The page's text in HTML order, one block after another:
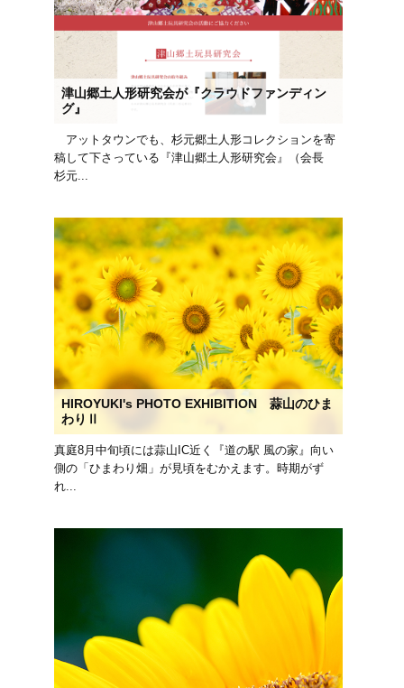
津山郷土人形研究会が『クラウドファンディン
グ』
アットタウンでも、杉元郷土人形コレクションを寄
稿して下さっている『津山郷土人形研究会』（会長
杉元...
HIROYUKI's PHOTO EXHIBITION 蒜山のひま
わりⅡ
真庭8月中旬頃には蒜山IC近く『道の駅 風の家』向い
側の「ひまわり畑」が見頃をむかえます。時期がず
れ...